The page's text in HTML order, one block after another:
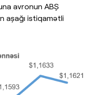
avronun ABŞ
aşağı istiqamətli